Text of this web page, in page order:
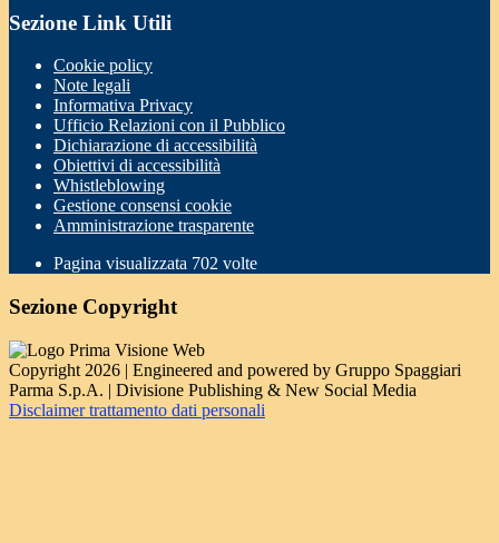
Sezione Link Utili
Cookie policy
Note legali
Informativa Privacy
Ufficio Relazioni con il Pubblico
Dichiarazione di accessibilità
Obiettivi di accessibilità
Whistleblowing
Gestione consensi cookie
Amministrazione trasparente
Pagina visualizzata 702 volte
Sezione Copyright
Copyright 2026 | Engineered and powered by Gruppo Spaggiari
Parma S.p.A. | Divisione Publishing & New Social Media
Disclaimer trattamento dati personali